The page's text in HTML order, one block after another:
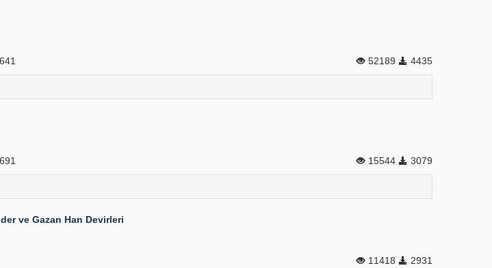
52189 4435
15544 3079
ve Gazan Han Devirleri
11418 2931